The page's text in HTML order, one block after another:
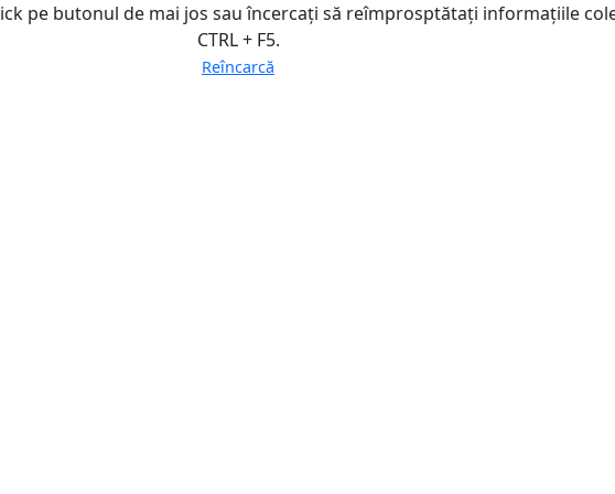
pe butonul de mai jos sau încercați să reîmprosptătați informațiile
CTRL + F5.
Reîncarcă